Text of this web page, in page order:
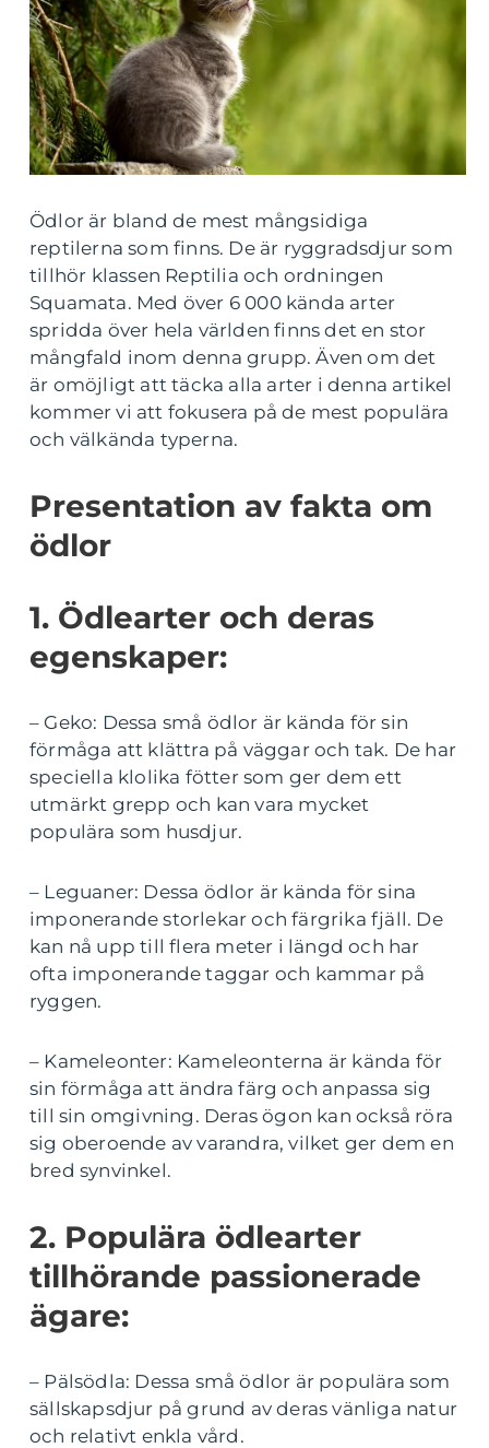
Ödlor är bland de mest mångsidiga
reptilerna som finns. De är ryggradsdjur som
tillhör klassen Reptilia och ordningen
Squamata. Med över 6 000 kända arter
spridda över hela världen finns det en stor
mångfald inom denna grupp. Även om det
är omöjligt att täcka alla arter i denna artikel
kommer vi att fokusera på de mest populära
och välkända typerna.
Presentation av fakta om
ödlor
1. Ödlearter och deras
egenskaper:
– Geko: Dessa små ödlor är kända för sin
förmåga att klättra på väggar och tak. De har
speciella klolika fötter som ger dem ett
utmärkt grepp och kan vara mycket
populära som husdjur.
– Leguaner: Dessa ödlor är kända för sina
imponerande storlekar och färgrika fjäll. De
kan nå upp till flera meter i längd och har
ofta imponerande taggar och kammar på
ryggen.
– Kameleonter: Kameleonterna är kända för
sin förmåga att ändra färg och anpassa sig
till sin omgivning. Deras ögon kan också röra
sig oberoende av varandra, vilket ger dem en
bred synvinkel.
2. Populära ödlearter
tillhörande passionerade
ägare:
– Pälsödla: Dessa små ödlor är populära som
sällskapsdjur på grund av deras vänliga natur
och relativt enkla vård.